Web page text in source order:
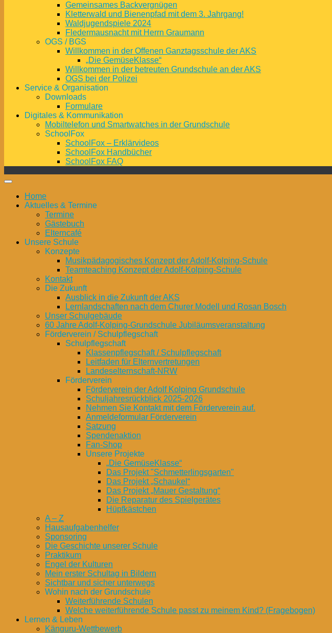
Gemeinsames Backvergnügen
Kletterwald und Bienenpfad mit dem 3. Jahrgang!
Waldjugendspiele 2024
Fledermausnacht mit Herrn Graumann
OGS / BGS
Willkommen in der Offenen Ganztagsschule der AKS
„Die GemüseKlasse“
Willkommen in der betreuten Grundschule an der AKS
OGS bei der Polizei
Service & Organisation
Downloads
Formulare
Digitales & Kommunikation
Mobiltelefon und Smartwatches in der Grundschule
SchoolFox
SchoolFox – Erklärvideos
SchoolFox Handbücher
SchoolFox FAQ
Home
Aktuelles & Termine
Termine
Gästebuch
Elterncafé
Unsere Schule
Konzepte
Musikpädagogisches Konzept der Adolf-Kolping-Schule
Teamteaching Konzept der Adolf-Kolping-Schule
Kontakt
Die Zukunft
Ausblick in die Zukunft der AKS
Lernlandschaften nach dem Churer Modell und Rosan Bosch
Unser Schulgebäude
60 Jahre Adolf-Kolping-Grundschule Jubiläumsveranstaltung
Förderverein / Schulpflegschaft
Schulpflegschaft
Klassenpflegschaft / Schulpflegschaft
Leitfaden für Elternvertretungen
Landeselternschaft-NRW
Förderverein
Förderverein der Adolf Kolping Grundschule
Schuljahresrückblick 2025-2026
Nehmen Sie Kontakt mit dem Förderverein auf.
Anmeldeformular Förderverein
Satzung
Spendenaktion
Fan-Shop
Unsere Projekte
„Die GemüseKlasse“
Das Projekt "Schmetterlingsgarten"
Das Projekt „Schaukel“
Das Projekt „Mauer Gestaltung“
Die Reparatur des Spielgerätes
Hüpfkästchen
A – Z
Hausaufgabenhelfer
Sponsoring
Die Geschichte unserer Schule
Praktikum
Engel der Kulturen
Mein erster Schultag in Bildern
Sichtbar und sicher unterwegs
Wohin nach der Grundschule
Weiterführende Schulen
Welche weiterführende Schule passt zu meinem Kind? (Fragebogen)
Lernen & Leben
Känguru-Wettbewerb